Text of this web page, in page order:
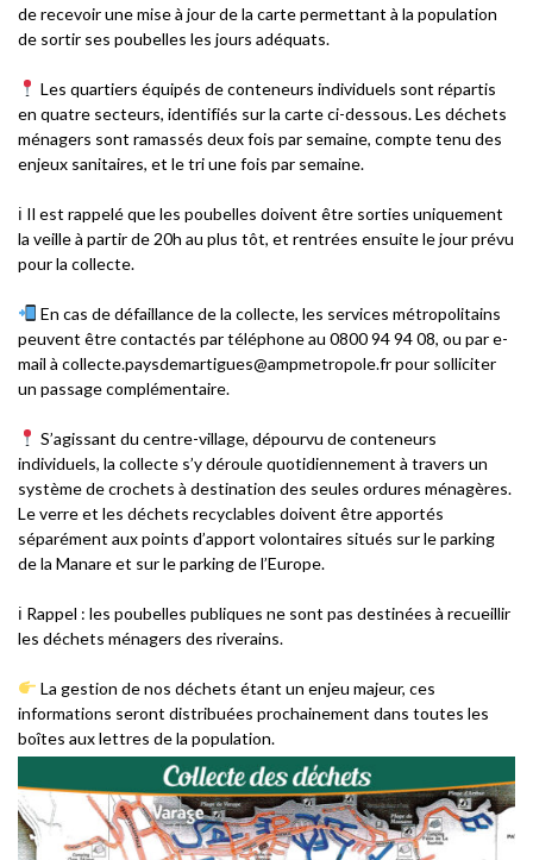
de recevoir une mise à jour de la carte permettant à la population
de sortir ses poubelles les jours adéquats.
Les quartiers équipés de conteneurs individuels sont répartis
en quatre secteurs, identifiés sur la carte ci-dessous. Les déchets
ménagers sont ramassés deux fois par semaine, compte tenu des
enjeux sanitaires, et le tri une fois par semaine.
ℹ Il est rappelé que les poubelles doivent être sorties uniquement
la veille à partir de 20h au plus tôt, et rentrées ensuite le jour prévu
pour la collecte.
En cas de défaillance de la collecte, les services métropolitains
peuvent être contactés par téléphone au 0800 94 94 08, ou par e-
mail à collecte.paysdemartigues@ampmetropole.fr pour solliciter
un passage complémentaire.
S’agissant du centre-village, dépourvu de conteneurs
individuels, la collecte s’y déroule quotidiennement à travers un
système de crochets à destination des seules ordures ménagères.
Le verre et les déchets recyclables doivent être apportés
séparément aux points d’apport volontaires situés sur le parking
de la Manare et sur le parking de l’Europe.
ℹ Rappel : les poubelles publiques ne sont pas destinées à recueillir
les déchets ménagers des riverains.
La gestion de nos déchets étant un enjeu majeur, ces
informations seront distribuées prochainement dans toutes les
boîtes aux lettres de la population.